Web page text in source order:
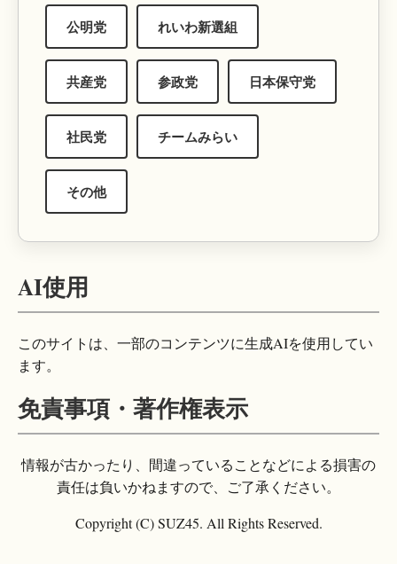
公明党 れいわ新選組
共産党 参政党 日本保守党
社民党 チームみらい
その他
AI使用
このサイトは、一部のコンテンツに生成AIを使用してい
ます。
免責事項・著作権表示
情報が古かったり、間違っていることなどによる損害の
責任は負いかねますので、ご了承ください。
Copyright (C) SUZ45. All Rights Reserved.